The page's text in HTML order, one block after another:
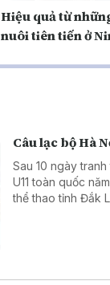
Hiệu quả từ
nuôi tiên tiến ở
Câu lạc bộ Hà
Sau 10 ngày
U11 toàn quốc
thể thao tỉnh Đắk